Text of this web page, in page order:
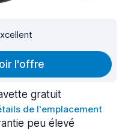
l'offre
gratuit
de l'emplacement
peu élevé